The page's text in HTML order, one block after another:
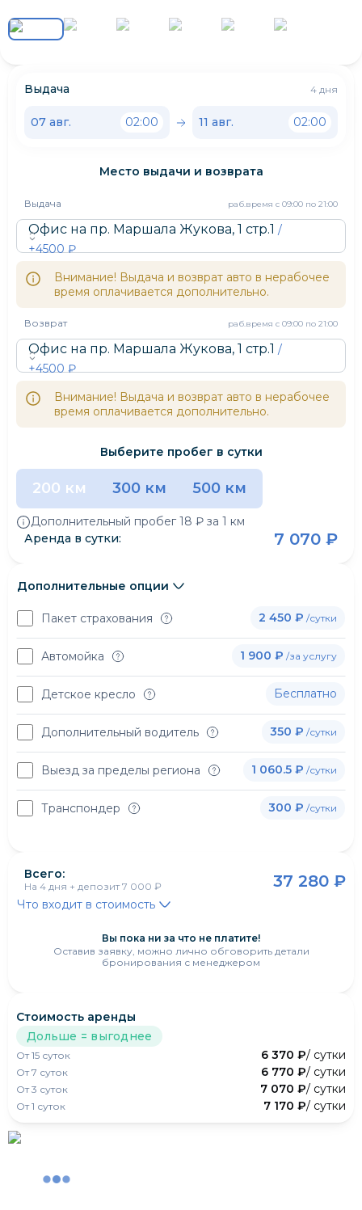
Выдача 4 дня
07 авг. 02:00 11 авг. 02:00
Место выдачи и возврата
Выдача раб.время с 09:00 по 21:00
Офис на пр. Маршала Жукова, 1 стр.1 /
+4500 ₽
Внимание! Выдача и возврат авто в нерабочее
время оплачивается дополнительно.
Возврат раб.время с 09:00 по 21:00
Офис на пр. Маршала Жукова, 1 стр.1 /
+4500 ₽
Внимание! Выдача и возврат авто в нерабочее
время оплачивается дополнительно.
Выберите пробег в сутки
200 км 300 км 500 км
Дополнительный пробег 18 ₽ за 1 км
Аренда в сутки:
7 070 ₽
Дополнительные опции
Пакет страхования 2 450 ₽ /сутки
Автомойка 1 900 ₽ /за услугу
Детское кресло Бесплатно
Дополнительный водитель 350 ₽ /сутки
Выезд за пределы региона 1 060.5 ₽ /сутки
Транспондер 300 ₽ /сутки
Всего:
На 4 дня + депозит7 000 ₽ 37 280 ₽
Что входит в стоимость
Вы пока ни за что не платите!
Оставив заявку, можно лично обговорить детали
бронирования с менеджером
Стоимость аренды
Дольше = выгоднее
От15 суток 6 370 ₽/ сутки
От7 суток 6 770 ₽/ сутки
От3 суток 7 070 ₽/ сутки
От1 суток 7 170 ₽/ сутки